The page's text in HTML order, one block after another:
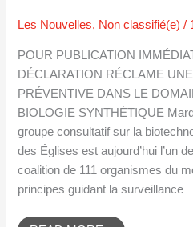
Les Nouvelles, Non classifié(e) /
POUR PUBLICATION
DÉCLARATION RÉCLAME
PRÉVENTIVE DANS LE
BIOLOGIE SYNTHÉTIQUE
groupe consultatif sur la
des Églises est aujourd’hui l’un
coalition de 111 organismes du
principes guidant la surveillance